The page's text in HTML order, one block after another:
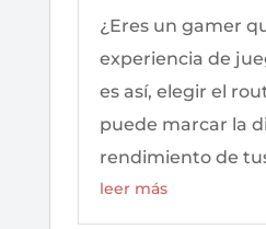
¿Eres un gamer
experiencia de
es así, elegir el
puede marcar la
rendimiento de
leer más